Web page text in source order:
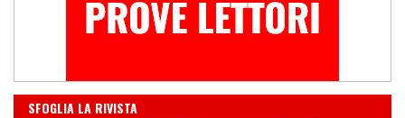
IN EDICOLA
SFOGLIA LA RIVISTA